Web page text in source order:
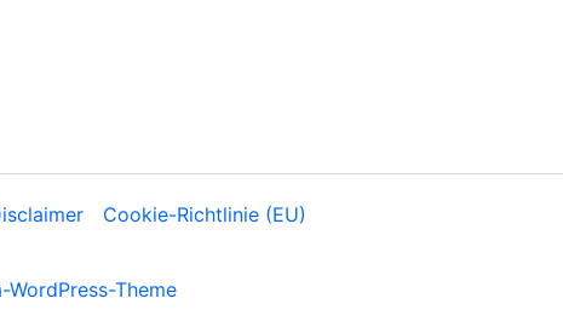
Cookie-Richtlinie (EU)
WordPress-Theme